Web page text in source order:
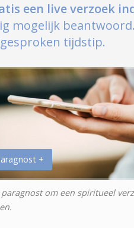
een live verzoek
mogelijk
tijdstip.
+
paragnost om een spiritueel